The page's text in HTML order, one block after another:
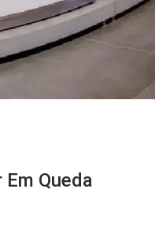
Queda